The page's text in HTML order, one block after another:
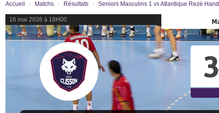
Accueil Matchs Résultats Seniors Masculins 1 vs Atlantique Rezé
16 mai 2026 à 18H00